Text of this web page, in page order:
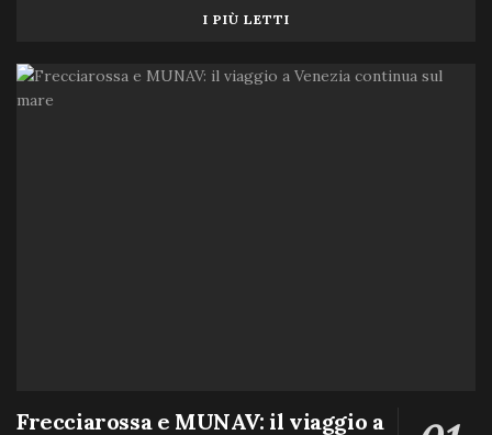
I PIÙ LETTI
Frecciarossa e MUNAV: il viaggio a